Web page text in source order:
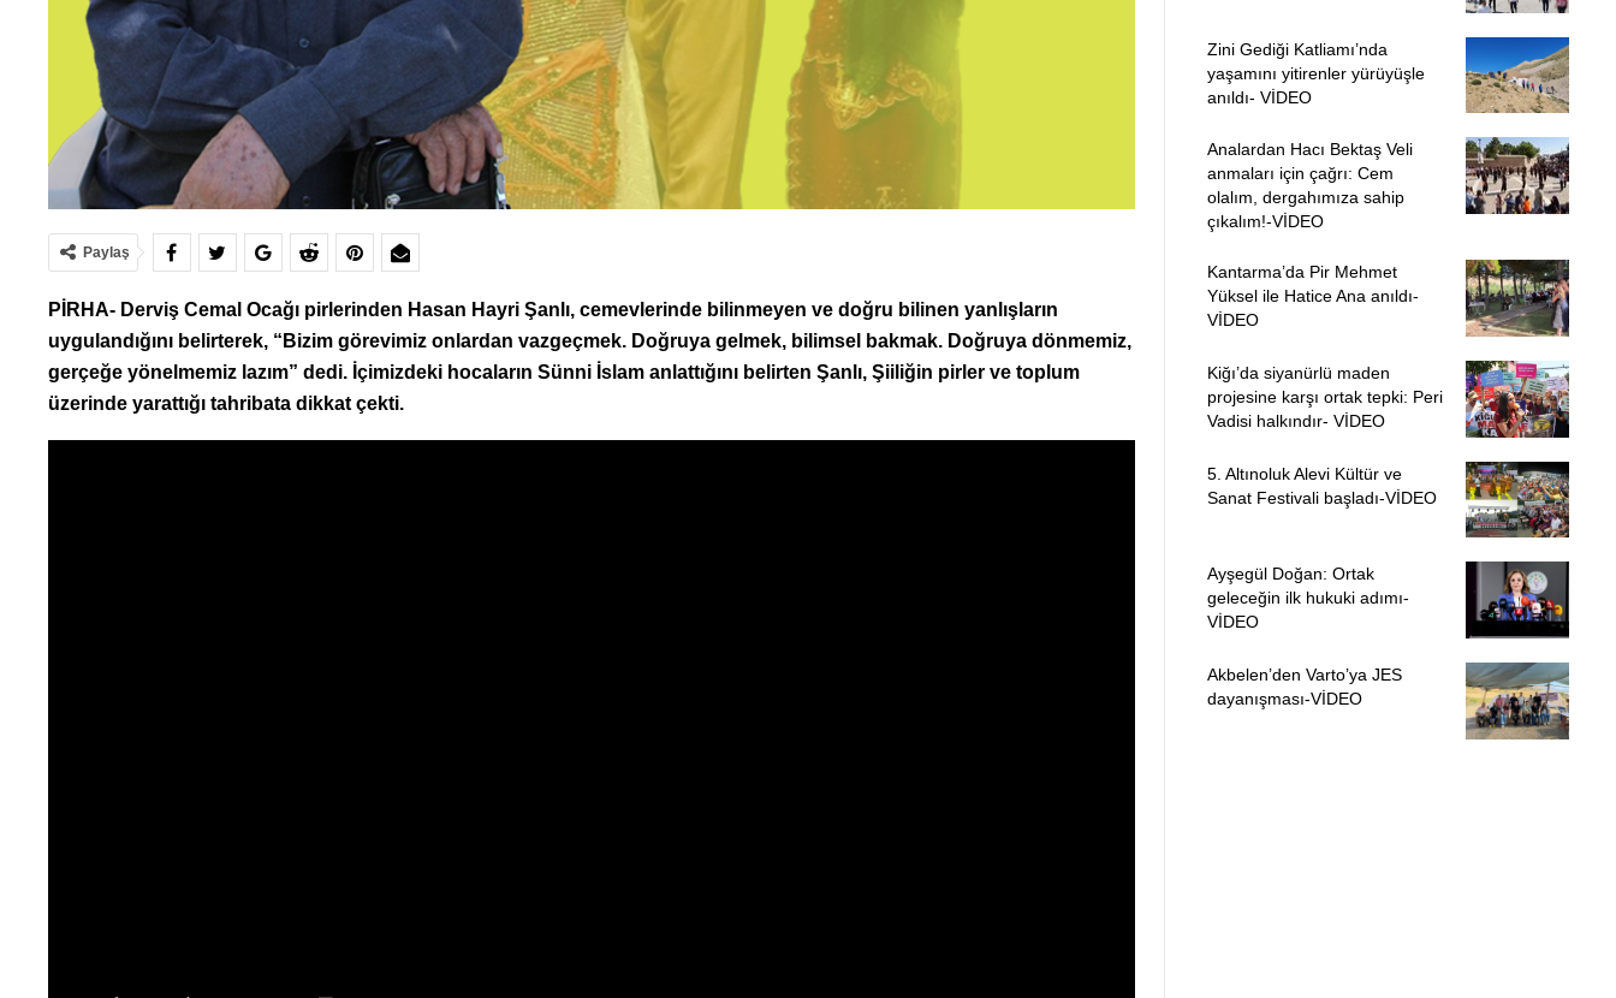
Paylaş
PİRHA- Derviş Cemal Ocağı pirlerinden Hasan Hayri Şanlı, cemevlerinde bilinmeyen ve doğru bilinen yanlışların
uygulandığını belirterek, “Bizim görevimiz onlardan vazgeçmek. Doğruya gelmek, bilimsel bakmak. Doğruya dönmemiz,
gerçeğe yönelmemiz lazım” dedi. İçimizdeki hocaların Sünni İslam anlattığını belirten Şanlı, Şiiliğin pirler ve toplum
üzerinde yarattığı tahribata dikkat çekti.
Zini Gediği Katliamı’nda
yaşamını yitirenler yürüyüşle
anıldı- VİDEO
Analardan Hacı Bektaş Veli
anmaları için çağrı: Cem
olalım, dergahımıza sahip
çıkalım!-VİDEO
Kantarma’da Pir Mehmet
Yüksel ile Hatice Ana anıldı-
VİDEO
Kiğı’da siyanürlü maden
projesine karşı ortak tepki: Peri
Vadisi halkındır- VİDEO
5. Altınoluk Alevi Kültür ve
Sanat Festivali başladı-VİDEO
Ayşegül Doğan: Ortak
geleceğin ilk hukuki adımı-
VİDEO
Akbelen’den Varto’ya JES
dayanışması-VİDEO